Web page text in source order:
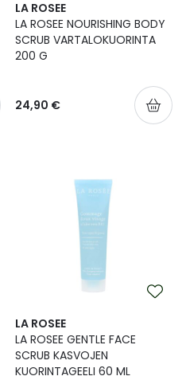
LA ROSEE
LA ROSEE NOURISHING BODY
SCRUB VARTALOKUORINTA
200 G
24,90 €
LA ROSEE
LA ROSEE GENTLE FACE
SCRUB KASVOJEN
KUORINTAGEELI 60 ML